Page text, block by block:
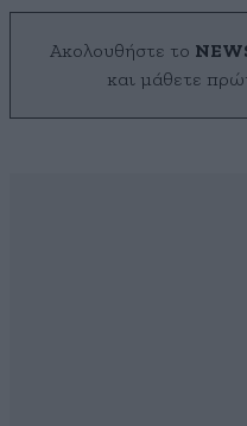
Ακολουθήστε το
και μάθετε